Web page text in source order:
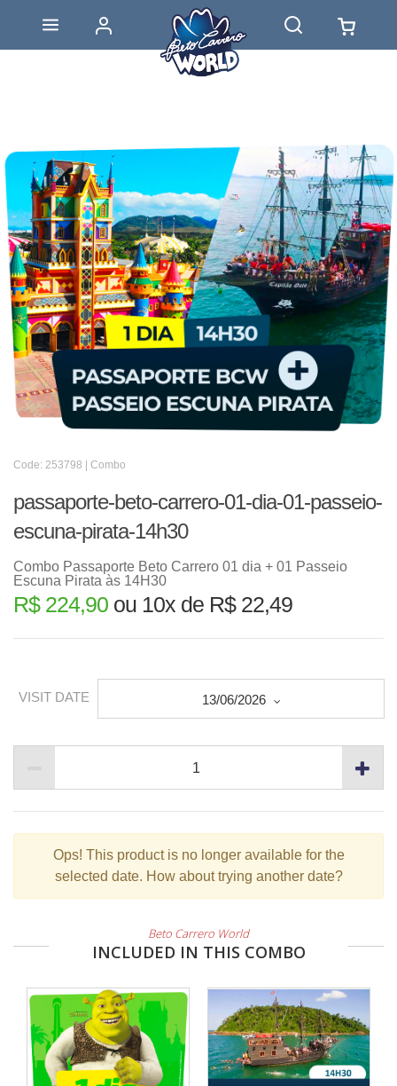
Code: 253798 | Combo
passaporte-beto-carrero-01-dia-01-passeio-
escuna-pirata-14h30
Combo Passaporte Beto Carrero 01 dia + 01 Passeio
Escuna Pirata às 14H30
R$ 224,90 ou 10x de R$ 22,49
VISIT DATE 13/06/2026
Ops! This product is no longer available for the
selected date. How about trying another date?
Beto Carrero World
INCLUDED IN THIS COMBO